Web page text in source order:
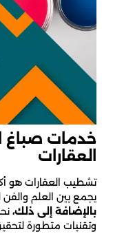
خدمات
العقارات
تشطيب العقارات هو
يجمع بين العلم والفن
بالإضافة إلى ذلك،
وتقنيات متطورة